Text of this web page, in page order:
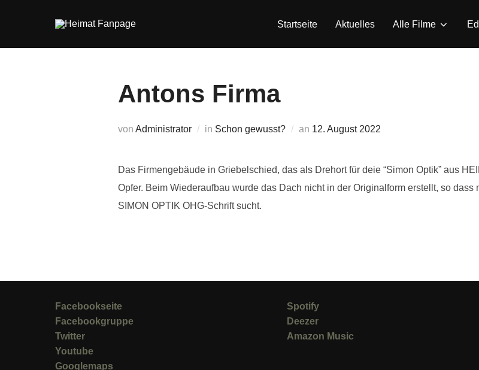
Startseite Aktuelles Alle Filme
Antons Firma
von Administrator in Schon gewusst? an Veröffentlicht
12. August 2022
Das Firmengebäude in Griebelschied, das als Drehort für deie “Simon Optik” aus
Opfer. Beim Wiederaufbau wurde das Dach nicht in der Originalform erstellt, so
SIMON OPTIK OHG-Schrift sucht.
Facebookseite
Facebookgruppe
Twitter
Youtube
Googlemaps
Spotify
Deezer
Amazon Music